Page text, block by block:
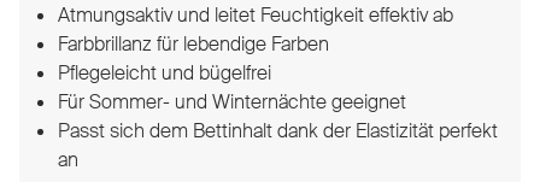
Atmungsaktiv und leitet Feuchtigkeit effektiv ab
Farbbrillanz für lebendige Farben
Pflegeleicht und bügelfrei
Für Sommer- und Winternächte geeignet
Passt sich dem Bettinhalt dank der Elastizität perfekt
an